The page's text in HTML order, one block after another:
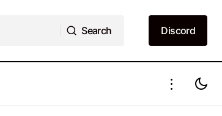
Search
Discord
Discord